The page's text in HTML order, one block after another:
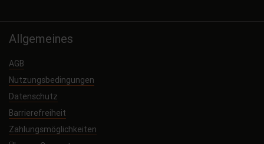
Allgemeines
AGB
Nutzungsbedingungen
Datenschutz
Barrierefreiheit
Zahlungsmöglichkeiten